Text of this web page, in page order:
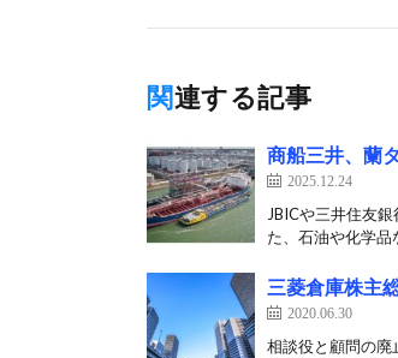
関連する記事
商船三井、蘭
2025.12.24
JBICや三井住友
た、石油や化学
三菱倉庫株主
2020.06.30
相談役と顧問の